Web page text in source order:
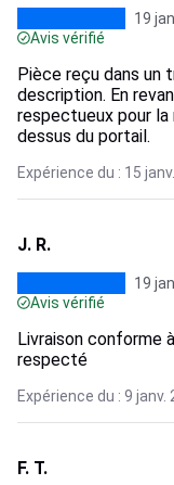
19
Avis vérifié
Pièce reçu dans un
description. En
respectueux pour
dessus du portail.
Expérience du : 15
J. R.
19
Avis vérifié
Livraison conforme
respecté
Expérience du : 9 janv.
F. T.